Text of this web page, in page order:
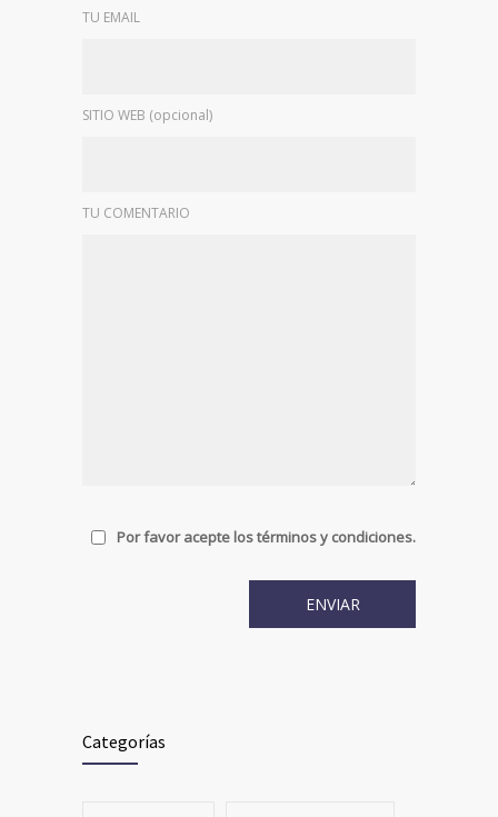
TU EMAIL
SITIO WEB (opcional)
TU COMENTARIO
Por favor acepte los términos y condiciones.
Categorías